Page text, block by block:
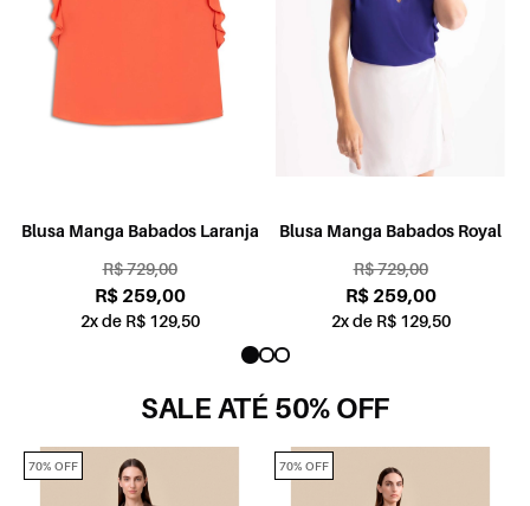
Blusa Manga Babados Laranja
R$ 729,00
R$ 259,00
2x de R$ 129,50
Blusa Manga Babados Royal
R$ 729,00
R$ 259,00
2x de R$ 129,50
SALE ATÉ 50% OFF
70% OFF 70% OFF